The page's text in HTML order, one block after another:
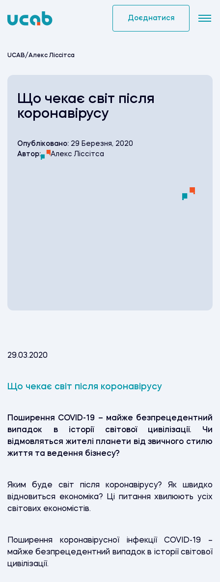
to
Доєднатися
UCAB/Алекс Ліссітса
Що чекає світ після
коронавірусу
Опубліковано: 29 Березня, 2020
Автор:
Алекс Ліссітса
29.03.2020
Що чекає світ після коронавірусу
Поширення COVID-19 – майже безпрецедентний
випадок в історії світової цивілізації. Чи
відмовляться жителі планети від звичного стилю
життя та ведення бізнесу?
Яким буде світ після коронавірусу? Як швидко
відновиться економіка? Ці питання хвилюють усіх
світових економістів.
Поширення коронавірусної інфекції COVID-19 –
майже безпрецедентний випадок в історії світової
цивілізації.